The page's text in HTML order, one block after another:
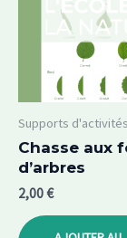
Supports d'activités
Chasse aux
d’arbres
2,00€